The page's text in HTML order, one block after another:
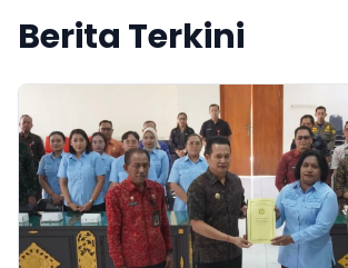
Berita Terkini